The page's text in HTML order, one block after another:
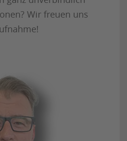
Wir freuen uns